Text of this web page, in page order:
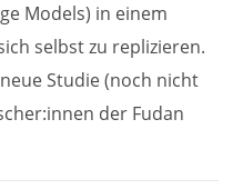
Models) in einem
selbst zu replizieren.
Studie (noch nicht
der Fudan